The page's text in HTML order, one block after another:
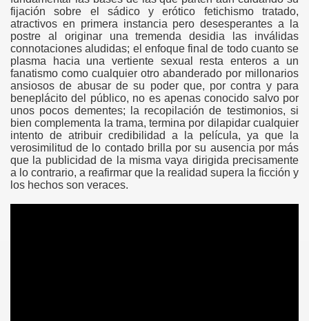
fijación sobre el sádico y erótico fetichismo tratado,
atractivos en primera instancia pero desesperantes a la
postre al originar una tremenda desidia las inválidas
connotaciones aludidas; el enfoque final de todo cuanto se
plasma hacia una vertiente sexual resta enteros a un
fanatismo como cualquier otro abanderado por millonarios
ansiosos de abusar de su poder que, por contra y para
beneplácito del público, no es apenas conocido salvo por
unos pocos dementes; la recopilación de testimonios, si
bien complementa la trama, termina por dilapidar cualquier
intento de atribuir credibilidad a la película, ya que la
verosimilitud de lo contado brilla por su ausencia por más
que la publicidad de la misma vaya dirigida precisamente
a lo contrario, a reafirmar que la realidad supera la ficción y
los hechos son veraces.